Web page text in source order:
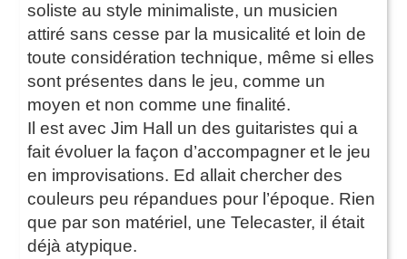
soliste au style minimaliste, un musicien
attiré sans cesse par la musicalité et loin de
toute considération technique, même si elles
sont présentes dans le jeu, comme un
moyen et non comme une finalité.
Il est avec Jim Hall un des guitaristes qui a
fait évoluer la façon d’accompagner et le jeu
en improvisations. Ed allait chercher des
couleurs peu répandues pour l’époque. Rien
que par son matériel, une Telecaster, il était
déjà atypique.